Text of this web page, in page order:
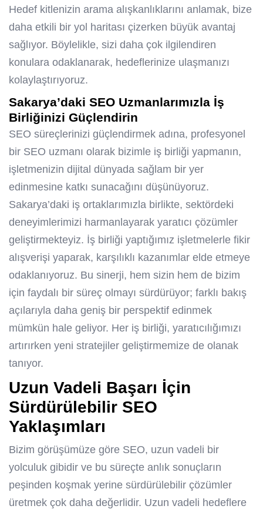
Hedef kitlenizin arama alışkanlıklarını anlamak, bize
daha etkili bir yol haritası çizerken büyük avantaj
sağlıyor. Böylelikle, sizi daha çok ilgilendiren
konulara odaklanarak, hedeflerinize ulaşmanızı
kolaylaştırıyoruz.
Sakarya’daki SEO Uzmanlarımızla İş
Birliğinizi Güçlendirin
SEO süreçlerinizi güçlendirmek adına, profesyonel
bir SEO uzmanı olarak bizimle iş birliği yapmanın,
işletmenizin dijital dünyada sağlam bir yer
edinmesine katkı sunacağını düşünüyoruz.
Sakarya’daki iş ortaklarımızla birlikte, sektördeki
deneyimlerimizi harmanlayarak yaratıcı çözümler
geliştirmekteyiz. İş birliği yaptığımız işletmelerle fikir
alışverişi yaparak, karşılıklı kazanımlar elde etmeye
odaklanıyoruz. Bu sinerji, hem sizin hem de bizim
için faydalı bir süreç olmayı sürdürüyor; farklı bakış
açılarıyla daha geniş bir perspektif edinmek
mümkün hale geliyor. Her iş birliği, yaratıcılığımızı
artırırken yeni stratejiler geliştirmemize de olanak
tanıyor.
Uzun Vadeli Başarı İçin
Sürdürülebilir SEO
Yaklaşımları
Bizim görüşümüze göre SEO, uzun vadeli bir
yolculuk gibidir ve bu süreçte anlık sonuçların
peşinden koşmak yerine sürdürülebilir çözümler
üretmek çok daha değerlidir. Uzun vadeli hedeflere